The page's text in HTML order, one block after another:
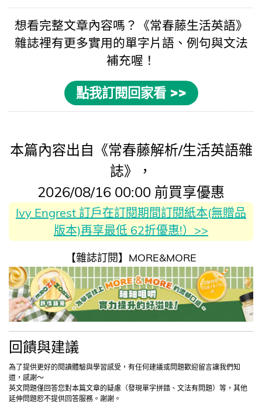
想看完整文章內容嗎？《常春藤生活英語》
雜誌裡有更多實用的單字片語 、例句與文法
補充喔！
點我訂閱回家看 >>
本篇內容出自《常春藤解析/生活英語雜
誌》，
2026/08/16 00:00 前買享優惠
Ivy Engrest 訂戶在訂閱期間訂閱紙本(無贈品
版本)再享最低 62折優惠!）>>
【雜誌訂閱】MORE&MORE
回饋與建議
為了提供更好的閱讀體驗與學習感受，有任何建議或問題歡迎留言讓我們知
道，感謝～
英文問題僅回答您對本篇文章的疑慮（發現單字拼錯、文法有問題）等，其他
延伸問題恕不提供回答服務。謝謝。